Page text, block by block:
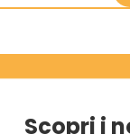
Scopri i